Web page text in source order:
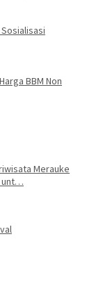
BBM Non
Merauke
unt…